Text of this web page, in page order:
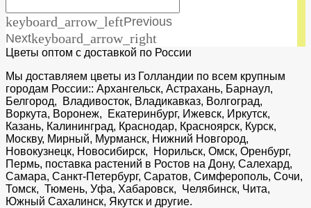
keyboard_arrow_leftPrevious
Nextkeyboard_arrow_right
Цветы оптом с доставкой по России
Мы доставляем цветы из Голландии по всем крупным
городам России:: Архангельск, Астрахань, Барнаул,
Белгород, Владивосток, Владикавказ, Волгоград,
Воркута, Воронеж, Екатеринбург, Ижевск, Иркутск,
Казань, Калининград, Краснодар, Красноярск, Курск,
Москву, Мирный, Мурманск, Нижний Новгород,
Новокузнецк, Новосибирск, Норильск, Омск, Оренбург,
Пермь, поставка растений в Ростов на Дону, Салехард,
Самара, Санкт-Петербург, Саратов, Симферополь, Сочи,
Томск, Тюмень, Уфа, Хабаровск, Челябинск, Чита,
Южный Сахалинск, Якутск и другие.